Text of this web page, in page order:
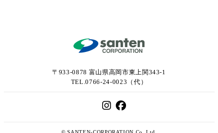
〒933-0878 富山県高岡市東上関343-1
TEL.0766-24-0023（代）